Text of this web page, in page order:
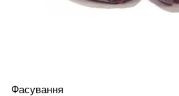
Фасування